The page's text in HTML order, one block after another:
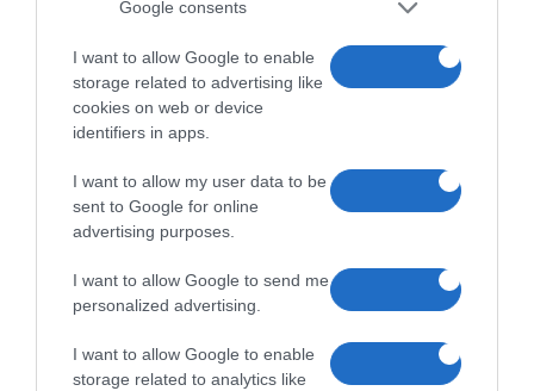
Google consents
I want to allow Google to enable
storage related to advertising like
cookies on web or device
identifiers in apps.
I want to allow my user data to be
sent to Google for online
advertising purposes.
I want to allow Google to send me
personalized advertising.
I want to allow Google to enable
storage related to analytics like
mobilalkalmazások kulcsszerepet játszanak. A fejlesztők
dolgoznak, ezért a felhasználóknak csak profituk származik belőle,
mivel mindegyik cég jobb élményt és szolgáltatási csomagot kínál
versenytársaival szemben.
fogadásban. Lehetővé teszik a felhasználók számára, hogy a lehető
legtöbbet hozzák ki a fogadási élményből, bárhol is legyenek. Bár az
alkalmazások nyújtotta előnyök nyilvánvalóak, fontos az etikus fogadás és
a felelősségteljes játék. Ne feledjük, hogy a fogadásnak szórakozásnak kell
lennie, nem pedig problémának.